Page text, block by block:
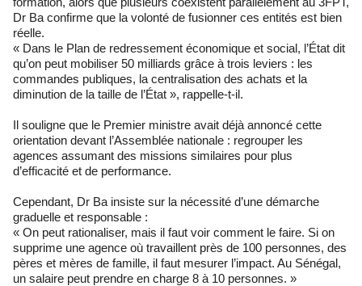
Dr Ba confirme que la volonté de fusionner ces entités est bien
réelle.
« Dans le Plan de redressement économique et social, l’État dit
qu’on peut mobiliser 50 milliards grâce à trois leviers : les
commandes publiques, la centralisation des achats et la
diminution de la taille de l’État », rappelle-t-il.
Il souligne que le Premier ministre avait déjà annoncé cette
orientation devant l’Assemblée nationale : regrouper les
agences assumant des missions similaires pour plus
d’efficacité et de performance.
Cependant, Dr Ba insiste sur la nécessité d’une démarche
graduelle et responsable :
« On peut rationaliser, mais il faut voir comment le faire. Si on
supprime une agence où travaillent près de 100 personnes, des
pères et mères de famille, il faut mesurer l’impact. Au Sénégal,
un salaire peut prendre en charge 8 à 10 personnes. »